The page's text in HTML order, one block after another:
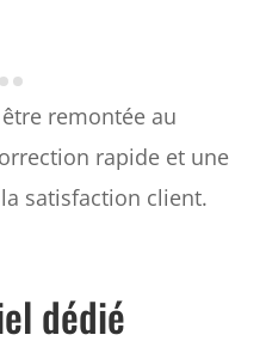
remontée au
rapide et une
satisfaction client.
dédié